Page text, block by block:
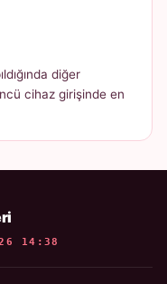
diğer
cihaz girişinde en
14:38